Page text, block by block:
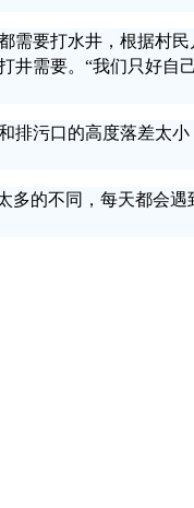
要打水井，根据村
井需要。“我们只好自
污口的高度落差太小
的不同，每天都会遇